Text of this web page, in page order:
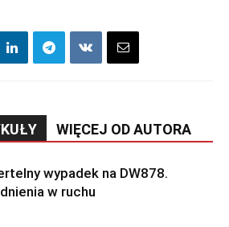
WIĘCEJ OD AUTORA
wypadek na DW878.
w ruchu